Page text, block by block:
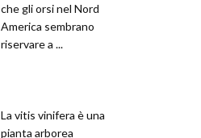
che gli orsi nel Nord
America sembrano
riservare a ...
La vitis vinifera è una
pianta arborea